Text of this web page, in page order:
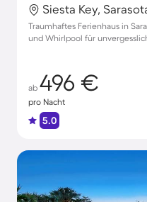
Siesta Key,
Traumhaftes Ferienhaus in
und Whirlpool für
ab 496 €
pro Nacht
5.0